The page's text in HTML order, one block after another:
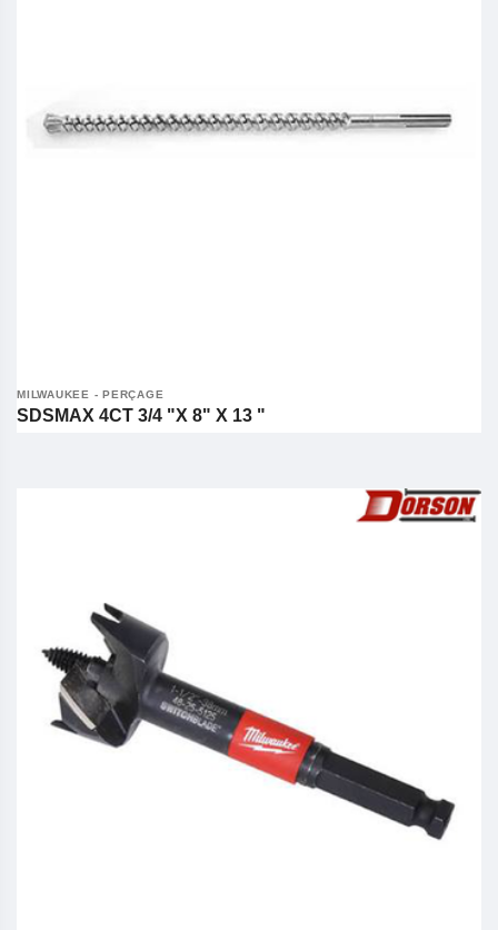
MILWAUKEE - PERÇAGE
SDSMAX 4CT 3/4 "X 8" X 13 "